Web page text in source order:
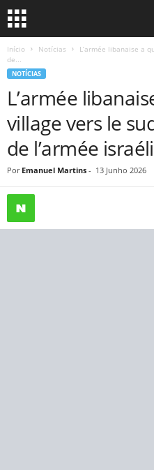
Início Notícias
L’armée libanaise a
de...
NOTÍCIAS
L’armée
village vers le
de l’armée
Por Emanuel Martins - 13 Junho 2026